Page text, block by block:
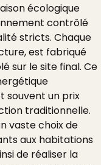
écologique
contrôlé
stricts. Chaque
est fabriqué
sur le site final. Ce
souvent un prix
traditionnelle.
vaste choix de
aux habitations
de réaliser la